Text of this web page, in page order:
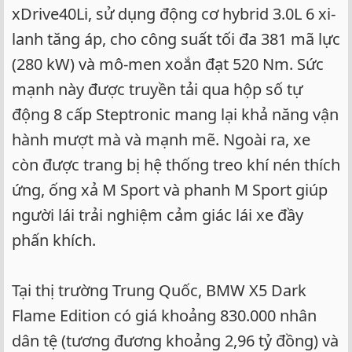
xDrive40Li, sử dụng động cơ hybrid 3.0L 6 xi-
lanh tăng áp, cho công suất tối đa 381 mã lực
(280 kW) và mô-men xoắn đạt 520 Nm. Sức
mạnh này được truyền tải qua hộp số tự
động 8 cấp Steptronic mang lại khả năng vận
hành mượt mà và mạnh mẽ. Ngoài ra, xe
còn được trang bị hệ thống treo khí nén thích
ứng, ống xả M Sport và phanh M Sport giúp
người lái trải nghiệm cảm giác lái xe đầy
phấn khích.
Tại thị trường Trung Quốc, BMW X5 Dark
Flame Edition có giá khoảng 830.000 nhân
dân tệ (tương đương khoảng 2,96 tỷ đồng) và